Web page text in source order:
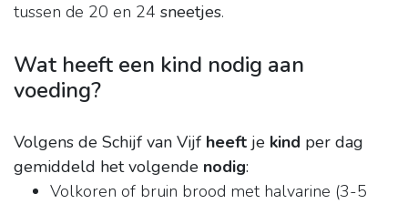
tussen de 20 en 24 sneetjes.
Wat heeft een kind nodig aan
voeding?
Volgens de Schijf van Vijf heeft je kind per dag
gemiddeld het volgende nodig:
Volkoren of bruin brood met halvarine (3-5